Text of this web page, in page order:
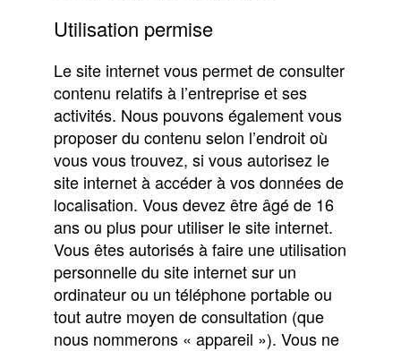
Utilisation permise
Le site internet vous permet de consulter
contenu relatifs à l’entreprise et ses
activités. Nous pouvons également vous
proposer du contenu selon l’endroit où
vous vous trouvez, si vous autorisez le
site internet à accéder à vos données de
localisation. Vous devez être âgé de 16
ans ou plus pour utiliser le site internet.
Vous êtes autorisés à faire une utilisation
personnelle du site internet sur un
ordinateur ou un téléphone portable ou
tout autre moyen de consultation (que
nous nommerons « appareil »). Vous ne